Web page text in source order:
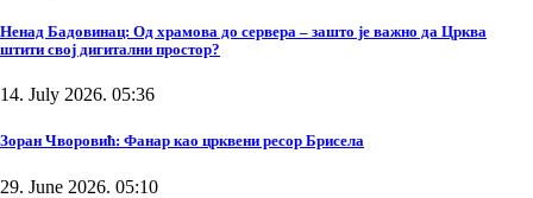
Ненад Бадовинац: Од храмова до сервера – зашто је важно да Црква
штити свој дигитални простор?
14. July 2026. 05:36
Зоран Чворовић: Фанар као црквени ресор Брисела
29. June 2026. 05:10